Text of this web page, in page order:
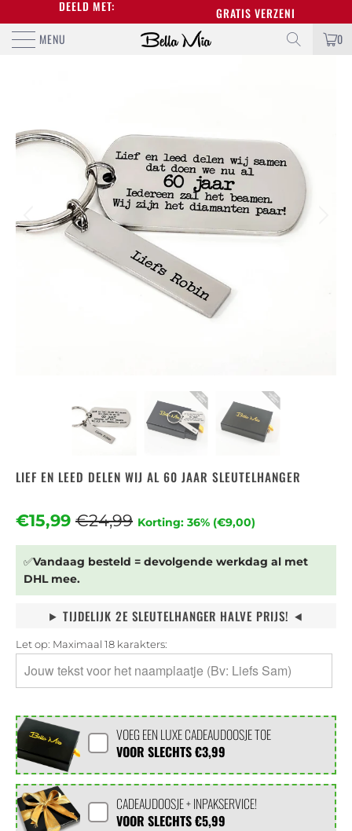
BEOORDEELD MET:
GRATIS VERZENDING BOVEN
MENU
0
LIEF EN LEED DELEN WIJ AL 60 JAAR SLEUTELHANGER
€15,99 €24,99 Korting: 36% (€9,00)
✅Vandaag besteld = devolgende werkdag al met
DHL mee.
⯈ TIJDELIJK 2E SLEUTELHANGER HALVE PRIJS! ⯇
Let op: Maximaal 18 karakters:
VOEG EEN LUXE CADEAUDOOSJE TOE
VOOR SLECHTS€3,99
CADEAUDOOSJE + INPAKSERVICE!
VOOR SLECHTS€5,99